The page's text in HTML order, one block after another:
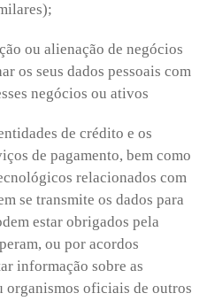
ou alienação de negócios
os seus dados pessoais com
negócios ou ativos
de crédito e os
de pagamento, bem como
relacionados com
se transmite os dados para
estar obrigados pela
ou por acordos
informação sobre as
organismos oficiais de outros